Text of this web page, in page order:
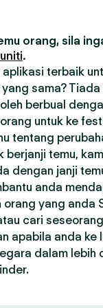
orang, sila
.
terbaik
sama?
berbual
untuk ke
tentang
berjanji temu,
dengan janji
anda
orang yang anda
cari
apabila anda
dalam